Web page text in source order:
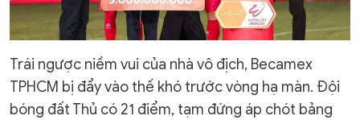
Trái ngược niềm vui của nhà vô địch, Becamex
TPHCM bị đẩy vào thế khó trước vòng hạ màn. Đội
bóng đất Thủ có 21 điểm, tạm đứng áp chót bảng